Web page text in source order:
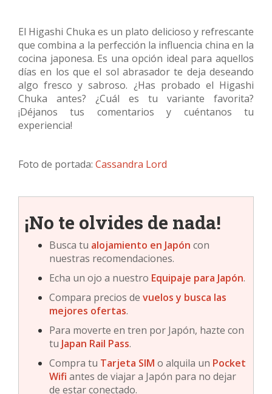
El Higashi Chuka es un plato delicioso y refrescante
que combina a la perfección la influencia china en la
cocina japonesa. Es una opción ideal para aquellos
días en los que el sol abrasador te deja deseando
algo fresco y sabroso. ¿Has probado el Higashi
Chuka antes? ¿Cuál es tu variante favorita?
¡Déjanos tus comentarios y cuéntanos tu
experiencia!
Foto de portada: Cassandra Lord
¡No te olvides de nada!
Busca tu alojamiento en Japón con
nuestras recomendaciones.
Echa un ojo a nuestro Equipaje para Japón.
Compara precios de vuelos y busca las
mejores ofertas.
Para moverte en tren por Japón, hazte con
tu Japan Rail Pass.
Compra tu Tarjeta SIM o alquila un Pocket
Wifi antes de viajar a Japón para no dejar
de estar conectado.